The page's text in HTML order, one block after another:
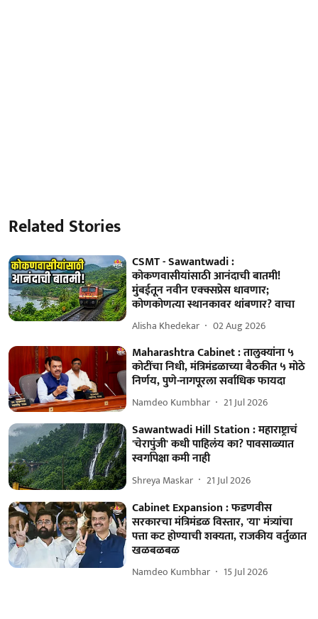
Related Stories
CSMT - Sawantwadi :
कोकणवासीयांसाठी आनंदाची बातमी!
मुंबईतून नवीन एक्क्सप्रेस धावणार;
कोणकोणत्या स्थानकावर थांबणार? वाचा
Alisha Khedekar 02 Aug 2026
Maharashtra Cabinet : तालुक्यांना ५
कोटींचा निधी, मंत्रिमंडळाच्या बैठकीत ५ मोठे
निर्णय, पुणे-नागपूरला सर्वाधिक फायदा
Namdeo Kumbhar 21 Jul 2026
Sawantwadi Hill Station : महाराष्ट्राचं
'चेरापुंजी' कधी पाहिलंय का? पावसाळ्यात
स्वर्गापेक्षा कमी नाही
Shreya Maskar 21 Jul 2026
Cabinet Expansion : फडणवीस
सरकारचा मंत्रिमंडळ विस्तार, 'या' मंत्र्यांचा
पत्ता कट होण्याची शक्यता, राजकीय वर्तुळात
खळबळबळ
Namdeo Kumbhar 15 Jul 2026